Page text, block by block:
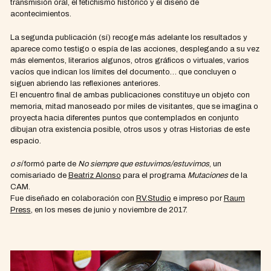
transmisión oral, el fetichismo histórico y el diseño de
acontecimientos.
La segunda publicación (sí) recoge más adelante los resultados y
aparece como testigo o espía de las acciones, desplegando a su vez
más elementos, literarios algunos, otros gráficos o virtuales, varios
vacíos que indican los límites del documento… que concluyen o
siguen abriendo las reflexiones anteriores.
El encuentro final de ambas publicaciones constituye un objeto con
memoria, mitad manoseado por miles de visitantes, que se imagina o
proyecta hacia diferentes puntos que contemplados en conjunto
dibujan otra existencia posible, otros usos y otras Historias de este
espacio.
o síformó parte de No siempre que estuvimos/estuvimos, un
comisariado de Beatriz Alonso para el programa Mutacionesde la
CAM.
Fue diseñado en colaboración con RV.Studio e impreso porRaum
Press , en los meses de junio y noviembre de 2017.